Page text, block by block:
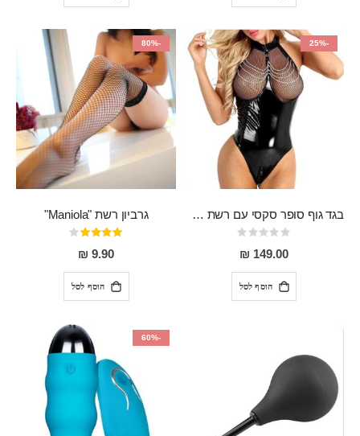
-25%
בגד גוף סופר סקסי עם רשת שקופה בחזה ושרשרות מלמעלה וריצרץ מלמטה Pan במפשעה
Rating:
0%
149.00 ₪
הוסף לסל
-80%
גרביון רשת "Maniola"
דירוג:
80%
9.90 ₪
הוסף לסל
-60%